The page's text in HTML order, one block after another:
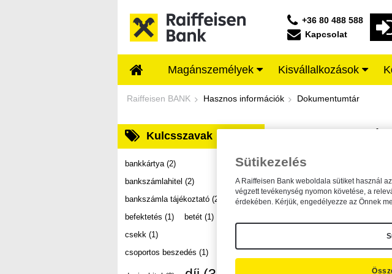
+36 80 488 588
Kapcsolat
Magánszemélyek Kisvállalkozások
Dokumentumtár - Raiffeisen BANK
Raiffeisen BANK Hasznos információk Dokumentumtár
Kulcsszavak
bankkártya (2)
bankszámlahitel (2)
bankszámla tájékoztató (2)
befektetés (1) betét (1)
csekk (1)
csoportos beszedés (1)
A dokumentum kereséséhez
Sütikezelés
A Raiffeisen Bank weboldala sütiket használ
végzett tevékenység nyomon követése, a
érdekében. Kérjük, engedélyezze az Önnek